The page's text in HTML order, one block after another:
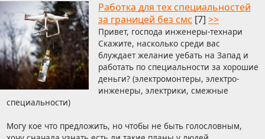
Работка для тех специальностей
за границей без смс [7] >>
Привет, господа инженеры-технари
Скажите, насколько среди вас
блуждает желание уебать на Запад и
работать по специальности за хорошие
деньги? (электромонтеры, электро-
инженеры, электрики, смежные
специальности)
Могу кое что предложить, но чтобы не быть голословным,